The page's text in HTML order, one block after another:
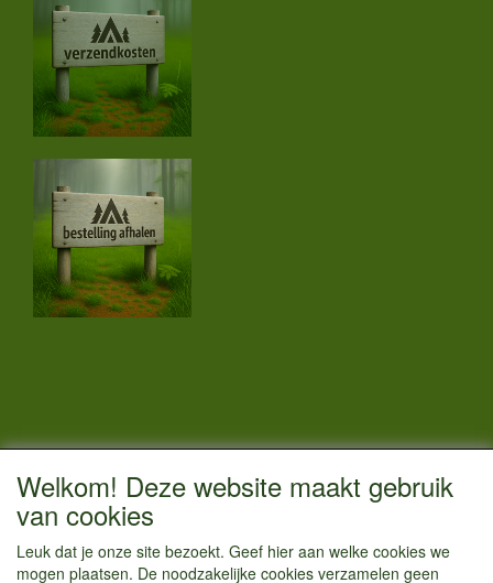
CONTACTGEGEVENS
Vestigingsadres:
Hoofdweg 36
Welkom! Deze website maakt gebruik
van cookies
Leuk dat je onze site bezoekt. Geef hier aan welke cookies we
mogen plaatsen. De noodzakelijke cookies verzamelen geen